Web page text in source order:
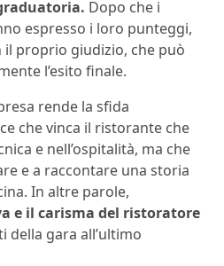
Dopo che i
espresso i loro punteggi,
il proprio giudizio, che può
l’esito finale.
rende la sfida
che vinca il ristorante che
e nell’ospitalità, ma che
e a raccontare una storia
In altre parole,
e il carisma del ristoratore
della gara all’ultimo